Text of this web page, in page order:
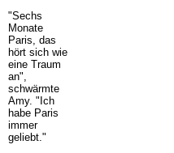
"Sechs
Monate
Paris, das
hört sich wie
eine Traum
an",
schwärmte
Amy. "Ich
habe Paris
immer
geliebt."